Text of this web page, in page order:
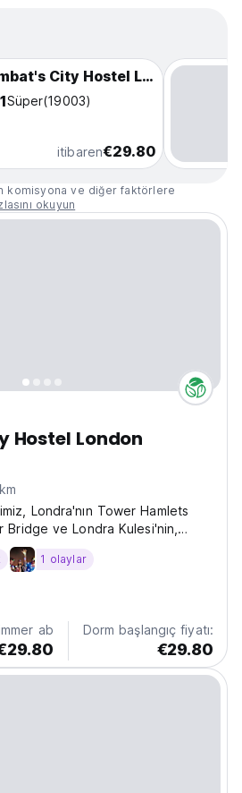
Wombat's City Hostel London
Süper(19003)
itibaren€29.80
komisyona ve diğer faktörlere
okuyun
Hostel London
Londra'nın Tower Hamlets
ve Londra Kulesi'nin,
otantik pub'ların ve diğer birçok
yanında yer almaktadır.
1 olaylar
ab Dorm başlangıç fiyatı:
€29.80